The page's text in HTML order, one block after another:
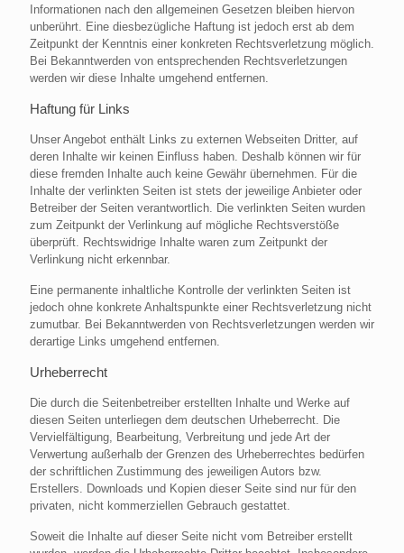
Informationen nach den allgemeinen Gesetzen bleiben hiervon
unberührt. Eine diesbezügliche Haftung ist jedoch erst ab dem
Zeitpunkt der Kenntnis einer konkreten Rechtsverletzung möglich.
Bei Bekanntwerden von entsprechenden Rechtsverletzungen
werden wir diese Inhalte umgehend entfernen.
Haftung für Links
Unser Angebot enthält Links zu externen Webseiten Dritter, auf
deren Inhalte wir keinen Einfluss haben. Deshalb können wir für
diese fremden Inhalte auch keine Gewähr übernehmen. Für die
Inhalte der verlinkten Seiten ist stets der jeweilige Anbieter oder
Betreiber der Seiten verantwortlich. Die verlinkten Seiten wurden
zum Zeitpunkt der Verlinkung auf mögliche Rechtsverstöße
überprüft. Rechtswidrige Inhalte waren zum Zeitpunkt der
Verlinkung nicht erkennbar.
Eine permanente inhaltliche Kontrolle der verlinkten Seiten ist
jedoch ohne konkrete Anhaltspunkte einer Rechtsverletzung nicht
zumutbar. Bei Bekanntwerden von Rechtsverletzungen werden wir
derartige Links umgehend entfernen.
Urheberrecht
Die durch die Seitenbetreiber erstellten Inhalte und Werke auf
diesen Seiten unterliegen dem deutschen Urheberrecht. Die
Vervielfältigung, Bearbeitung, Verbreitung und jede Art der
Verwertung außerhalb der Grenzen des Urheberrechtes bedürfen
der schriftlichen Zustimmung des jeweiligen Autors bzw.
Erstellers. Downloads und Kopien dieser Seite sind nur für den
privaten, nicht kommerziellen Gebrauch gestattet.
Soweit die Inhalte auf dieser Seite nicht vom Betreiber erstellt